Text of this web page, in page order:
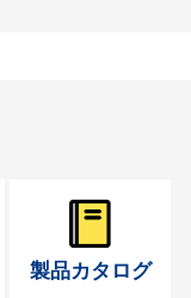
製品カタログ